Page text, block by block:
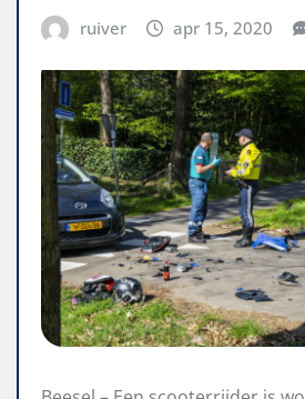
ruiver apr 15, 2020